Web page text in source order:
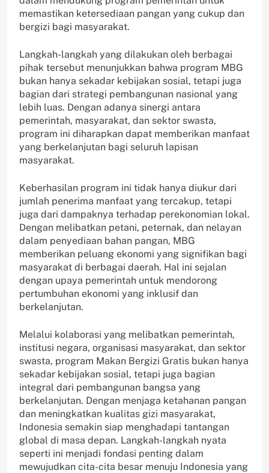
memastikan ketersediaan pangan yang cukup dan
bergizi bagi masyarakat.
Langkah-langkah yang dilakukan oleh berbagai
pihak tersebut menunjukkan bahwa program MBG
bukan hanya sekadar kebijakan sosial, tetapi juga
bagian dari strategi pembangunan nasional yang
lebih luas. Dengan adanya sinergi antara
pemerintah, masyarakat, dan sektor swasta,
program ini diharapkan dapat memberikan manfaat
yang berkelanjutan bagi seluruh lapisan
masyarakat.
Keberhasilan program ini tidak hanya diukur dari
jumlah penerima manfaat yang tercakup, tetapi
juga dari dampaknya terhadap perekonomian lokal.
Dengan melibatkan petani, peternak, dan nelayan
dalam penyediaan bahan pangan, MBG
memberikan peluang ekonomi yang signifikan bagi
masyarakat di berbagai daerah. Hal ini sejalan
dengan upaya pemerintah untuk mendorong
pertumbuhan ekonomi yang inklusif dan
berkelanjutan.
Melalui kolaborasi yang melibatkan pemerintah,
institusi negara, organisasi masyarakat, dan sektor
swasta, program Makan Bergizi Gratis bukan hanya
sekadar kebijakan sosial, tetapi juga bagian
integral dari pembangunan bangsa yang
berkelanjutan. Dengan menjaga ketahanan pangan
dan meningkatkan kualitas gizi masyarakat,
Indonesia semakin siap menghadapi tantangan
global di masa depan. Langkah-langkah nyata
seperti ini menjadi fondasi penting dalam
mewujudkan cita-cita besar menuju Indonesia yang